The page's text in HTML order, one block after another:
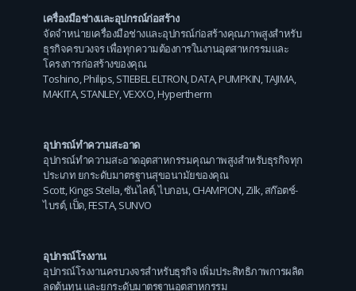
เครื่องมือช่างและอุปกรณ์ก่อสร้าง
จัดจำหน่ายเครื่องมือช่างและอุปกรณ์ก่อสร้างคุณภาพสูงสำหรับ
ธุรกิจครบวงจร เพื่อทุกความต้องการในงานอุตสาหกรรมและ
โครงการก่อสร้างของคุณ
Toshino,Philips,STIEBEL ELTRON,DATA,PUMPKIN,TAJIMA,
MAKITA,STANLEY,VEXXO,Hypertherm
อุปกรณ์ทำความสะอาด
อุปกรณ์ทำความสะอาดอุตสาหกรรมคุณภาพสูงสำหรับธุรกิจทุก
ประเภท ยกระดับมาตรฐานสุขอนามัยของคุณ
Scott,Kings Stella,ซันไลต์,ไบกอน,CHAMPION,Zilk,สก๊อตช์-
ไบรต์,เป็ด,FESTA,SUNVO
อุปกรณ์โรงงาน
อุปกรณ์โรงงานครบวงจรสำหรับธุรกิจ เพิ่มประสิทธิภาพการผลิต
ลดต้นทุน และยกระดับมาตรฐานอุตสาหกรรม